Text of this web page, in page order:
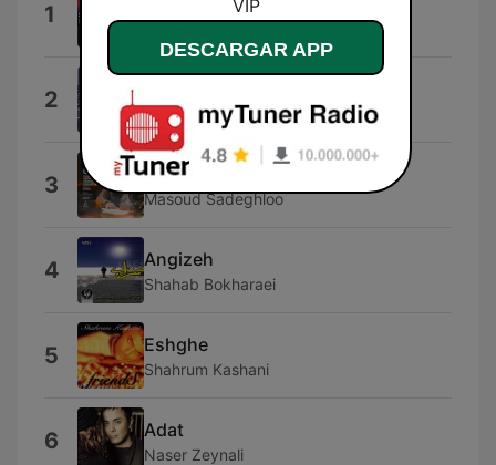
1 Saeed Asayesh
2 Iman Sani
3 Karma
Masoud Sadeghloo
4 Angizeh
Shahab Bokharaei
5 Eshghe
Shahrum Kashani
6 Adat
Naser Zeynali
DESCARGAR APP